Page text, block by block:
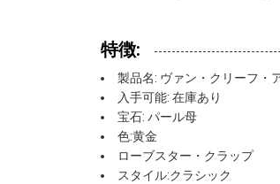
特徴:
製品名: ヴァン・クリーフ・
入手可能: 在庫あり
宝石: パール母
色:黄金
ローブスター・クラップ
スタイル:クラシック